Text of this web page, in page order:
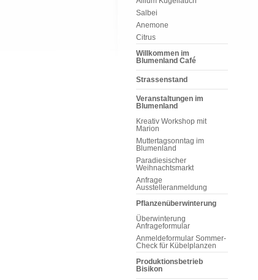
Salbei
Anemone
Citrus
Willkommen im
Blumenland Café
Strassenstand
Veranstaltungen im
Blumenland
Kreativ Workshop mit
Marion
Muttertagsonntag im
Blumenland
Paradiesischer
Weihnachtsmarkt
Anfrage
Ausstelleranmeldung
Pflanzenüberwinterung
Überwinterung
Anfrageformular
Anmeldeformular Sommer-
Check für Kübelplanzen
Produktionsbetrieb
Bisikon